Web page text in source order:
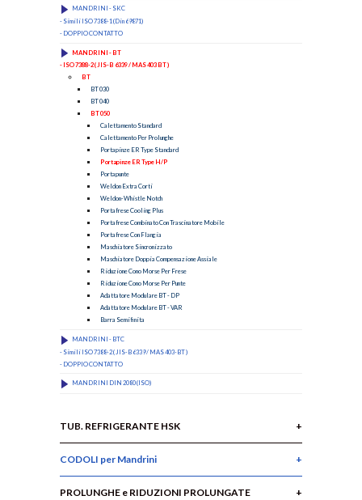
MANDRINI - SKC
- Simili ISO 7388-1 (Din 69871)
- DOPPIO CONTATTO
MANDRINI - BT
- ISO 7388-2 ( JIS-B 6339 / MAS 403 BT )
BT
BT 030
BT 040
BT 050
Calettamento Standard
Calettamento Per Prolunghe
Portapinze ER Type Standard
Portapinze ER Type H/P
Portapunte
Weldon Extra Corti
Weldon-Whistle Notch
Portafrese Cooling Plus
Portafrese Combinato Con Trascinatore Mobile
Portafrese Con Flangia
Maschiatore Sincronizzato
Maschiatore Doppia Compensazione Assiale
Riduzione Cono Morse Per Frese
Riduzione Cono Morse Per Punte
Adattatore Modulare BT - DP
Adattatore Modulare BT - VAR
Barra Semifinita
MANDRINI - BTC
- Simili ISO 7388-2 ( JIS-B 6339 / MAS 403-BT )
- DOPPIO CONTATTO
MANDRINI DIN 2080 (ISO)
TUB. REFRIGERANTE HSK
CODOLI per Mandrini
PROLUNGHE e RIDUZIONI PROLUNGATE